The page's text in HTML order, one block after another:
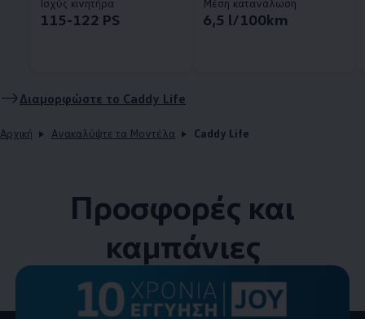
115-122 PS 6,5 l/100km
Διαμορφώστε το Caddy Life
Αρχική Ανακαλύψτε τα Μοντέλα Caddy Life
Προσφορές και
καμπάνιες